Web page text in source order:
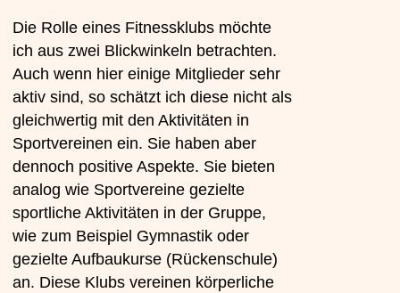
Die Rolle eines Fitnessklubs möchte
ich aus zwei Blickwinkeln betrachten.
Auch wenn hier einige Mitglieder sehr
aktiv sind, so schätzt ich diese nicht als
gleichwertig mit den Aktivitäten in
Sportvereinen ein. Sie haben aber
dennoch positive Aspekte. Sie bieten
analog wie Sportvereine gezielte
sportliche Aktivitäten in der Gruppe,
wie zum Beispiel Gymnastik oder
gezielte Aufbaukurse (Rückenschule)
an. Diese Klubs vereinen körperliche